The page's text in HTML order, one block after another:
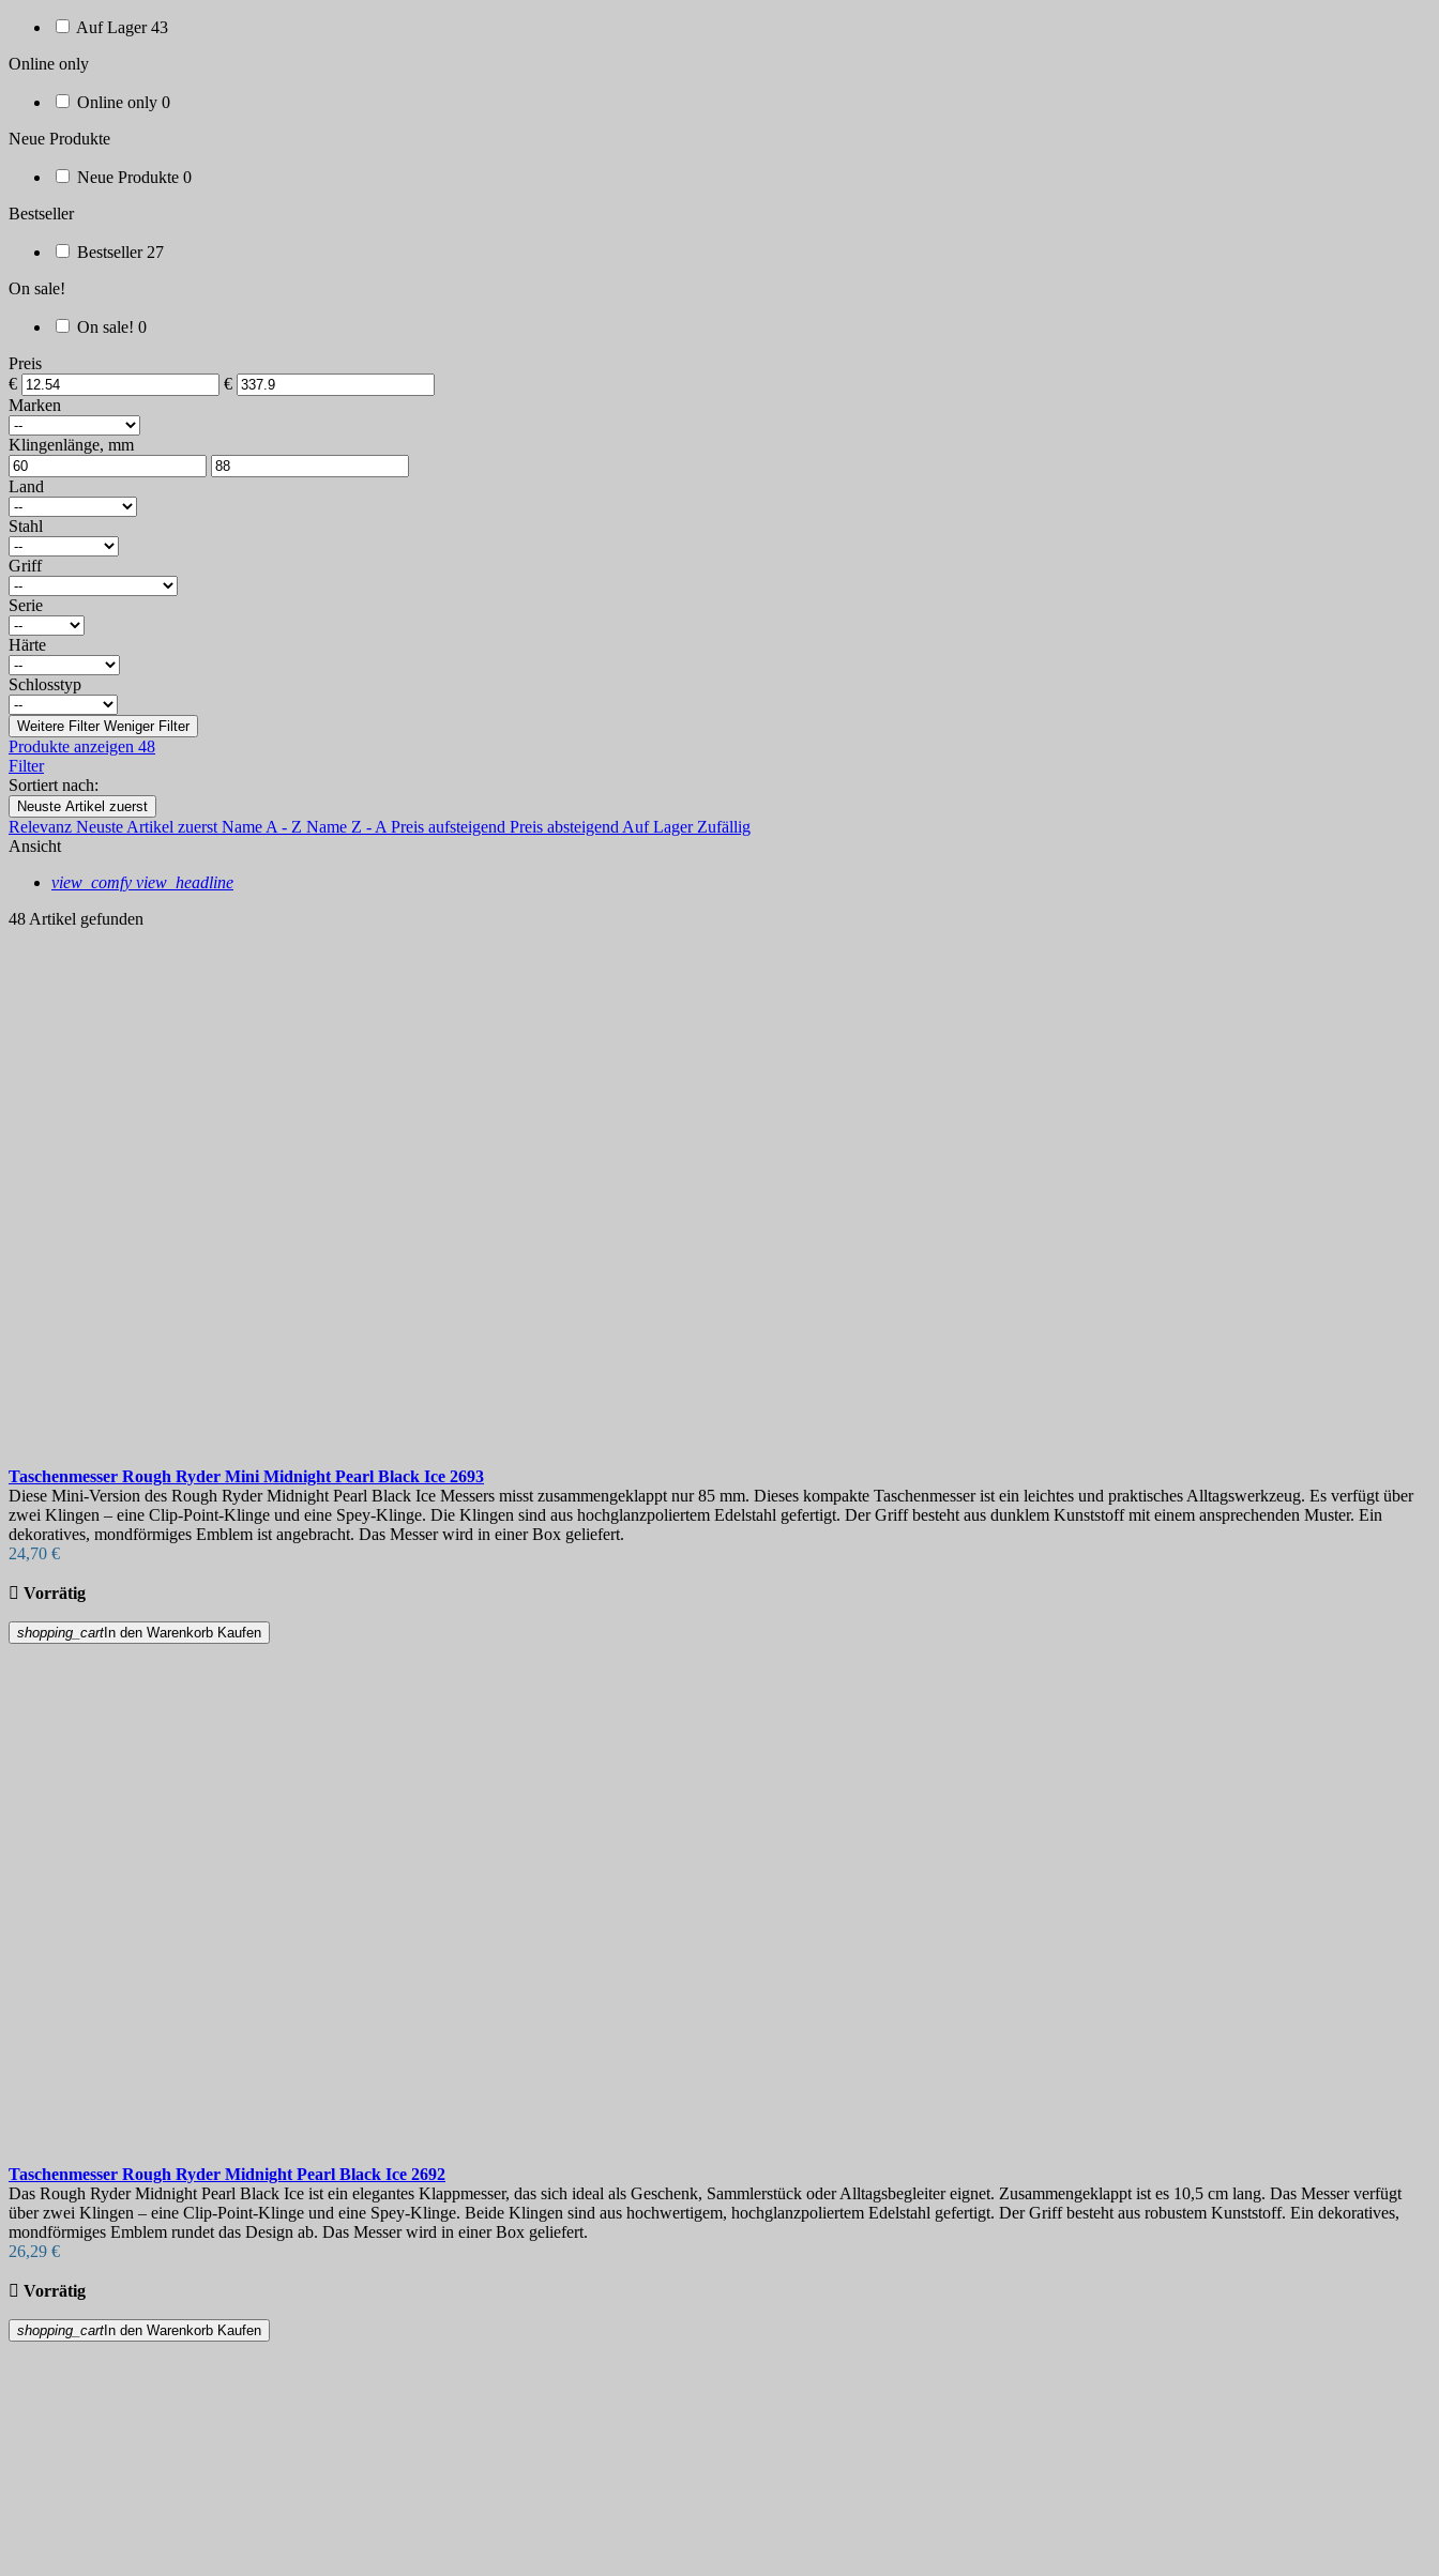
Auf Lager 43
Online only
Online only 0
Neue Produkte
Neue Produkte 0
Bestseller
Bestseller 27
On sale!
On sale! 0
Preis
€
€
Marken
Klingenlänge, mm
Land
Stahl
Griff
Serie
Härte
Schlosstyp
Weitere Filter Weniger Filter
Produkte anzeigen 48
Filter
Sortiert nach:
Neuste Artikel zuerst
Relevanz Neuste Artikel zuerst Name A - Z Name Z - A Preis aufsteigend Preis absteigend Auf Lager Zufällig
Ansicht
view_comfy view_headline
48 Artikel gefunden
Taschenmesser Rough Ryder Mini Midnight Pearl Black Ice 2693
Diese Mini-Version des Rough Ryder Midnight Pearl Black Ice Messers misst zusammengeklappt nur 85 mm. Dieses kompakte Taschenmesser ist ein leichtes und praktisches Alltagswerkzeug. Es verfügt über
zwei Klingen – eine Clip-Point-Klinge und eine Spey-Klinge. Die Klingen sind aus hochglanzpoliertem Edelstahl gefertigt. Der Griff besteht aus dunklem Kunststoff mit einem ansprechenden Muster. Ein
dekoratives, mondförmiges Emblem ist angebracht. Das Messer wird in einer Box geliefert.
24,70 €
 Vorrätig
shopping_cart In den Warenkorb Kaufen
Taschenmesser Rough Ryder Midnight Pearl Black Ice 2692
Das Rough Ryder Midnight Pearl Black Ice ist ein elegantes Klappmesser, das sich ideal als Geschenk, Sammlerstück oder Alltagsbegleiter eignet. Zusammengeklappt ist es 10,5 cm lang. Das Messer verfügt
über zwei Klingen – eine Clip-Point-Klinge und eine Spey-Klinge. Beide Klingen sind aus hochwertigem, hochglanzpoliertem Edelstahl gefertigt. Der Griff besteht aus robustem Kunststoff. Ein dekoratives,
mondförmiges Emblem rundet das Design ab. Das Messer wird in einer Box geliefert.
26,29 €
 Vorrätig
shopping_cart In den Warenkorb Kaufen